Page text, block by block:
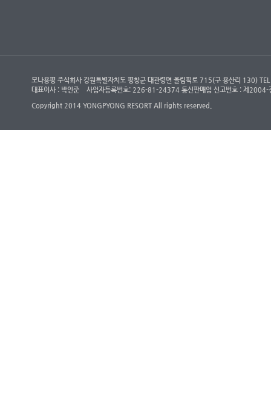
모나용평 주식회사 강원특별자치도 평창군 대관령면 올림픽로 715(구 용산리
대표이사 : 박인준
사업자등록번호: 226-81-24374 통신판매업 신고번호 : 제2004-
Copyright 2014 YONGPYONG RESORT All rights reserved.